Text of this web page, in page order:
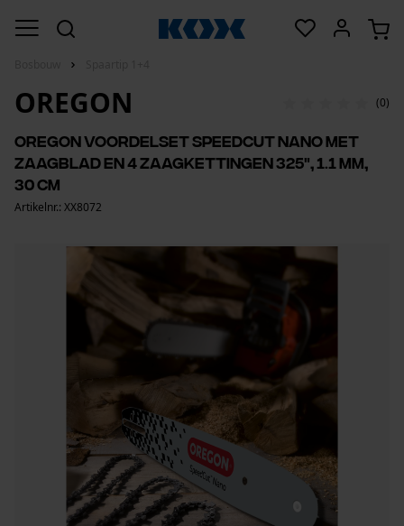
OREGON (0)
Oregon voordelset SpeedCut Nano met
zaagblad en 4 zaagkettingen 325", 1.1 mm,
30 cm
Artikelnr.: XX8072